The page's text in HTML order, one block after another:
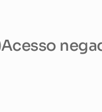
Acesso